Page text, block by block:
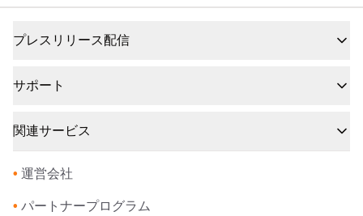
プレスリリース配信
サポート
関連サービス
• 運営会社
• パートナープログラム